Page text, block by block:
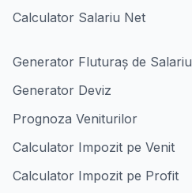
Calculator Salariu Net
Generator Fluturaș de Salariu
Generator Deviz
Prognoza Veniturilor
Calculator Impozit pe Venit
Calculator Impozit pe Profit